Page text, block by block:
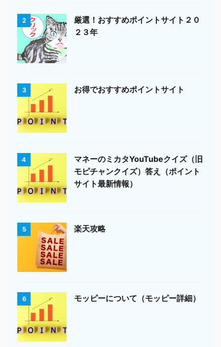
2
厳選！おすすめポイントサイト２０
２３年
3 お得でおすすめポイントサイト
4
マネーのミカタYouTubeクイズ（旧
モピチャンクイズ）答え（ポイント
サイト最新情報）
5 楽天攻略
6 モッピーについて（モッピー詳細）